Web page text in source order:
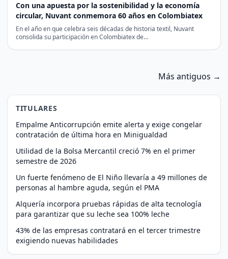
Con una apuesta por la sostenibilidad y la economía
circular, Nuvant conmemora 60 años en Colombiatex
En el año en que celebra seis décadas de historia textil, Nuvant
consolida su participación en Colombiatex de…
Más antiguos →
TITULARES
Empalme Anticorrupción emite alerta y exige congelar
contratación de última hora en Minigualdad
Utilidad de la Bolsa Mercantil creció 7% en el primer
semestre de 2026
Un fuerte fenómeno de El Niño llevaría a 49 millones de
personas al hambre aguda, según el PMA
Alquería incorpora pruebas rápidas de alta tecnología
para garantizar que su leche sea 100% leche
43% de las empresas contratará en el tercer trimestre
exigiendo nuevas habilidades